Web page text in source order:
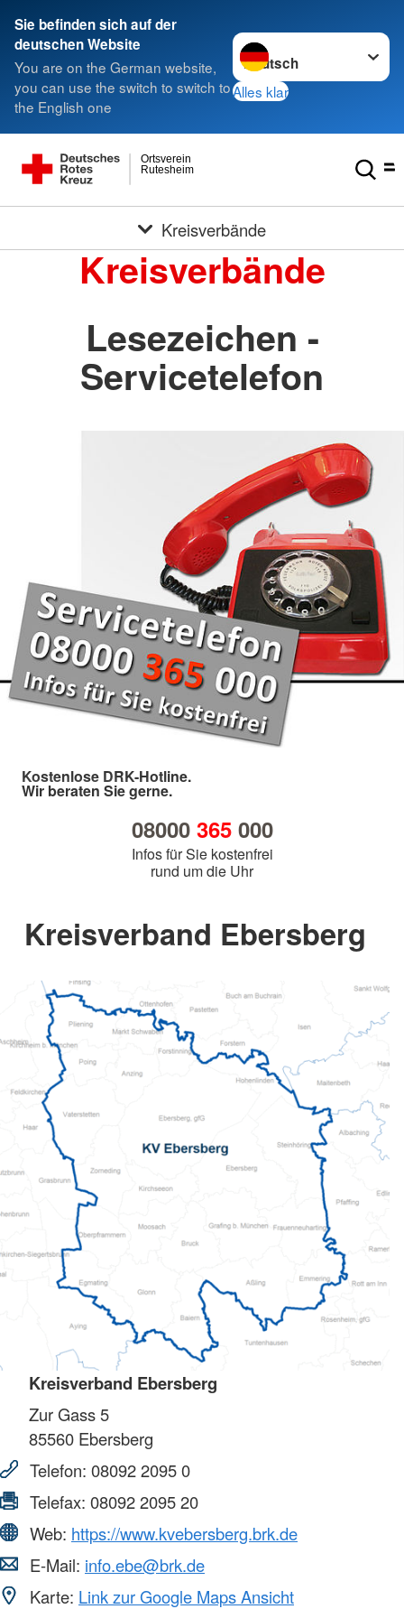
Sie befinden sich auf der
deutschen Website
You are on the German website,
you can use the switch to switch to
the English one
Sprache wechseln zu
Alles klar
Rutesheim
Ortsverein
Kreisverbände
Kreisverbände
Lesezeichen -
Servicetelefon
Kostenlose DRK-Hotline.
Wir beraten Sie gerne.
08000 365000
Infos für Sie kostenfrei
rund um die Uhr
Kreisverband Ebersberg
Kreisverband Ebersberg
Zur Gass 5
85560 Ebersberg
Telefon: 08092 2095 0
Telefax: 08092 2095 20
Web: https://www.kvebersberg.brk.de
E-Mail: info.ebe@brk.de
Karte: Link zur Google Maps Ansicht